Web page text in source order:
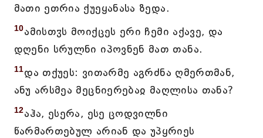
მათი ეთრია ქუეყანასა ზედა.
10ამისთჳს მოიქცეს ერი ჩემი აქავე, და
დღენი სრულნი იპოვნენ მათ თანა.
11და თქუეს: ვითარმე აგრძნა ღმერთმან,
ანუ არსმეა მეცნიერებაჲ მაღლისა თანა?
12აჰა, ესერა, ესე ცოდვილნი
წარმართებულ არიან და უპყრიეს